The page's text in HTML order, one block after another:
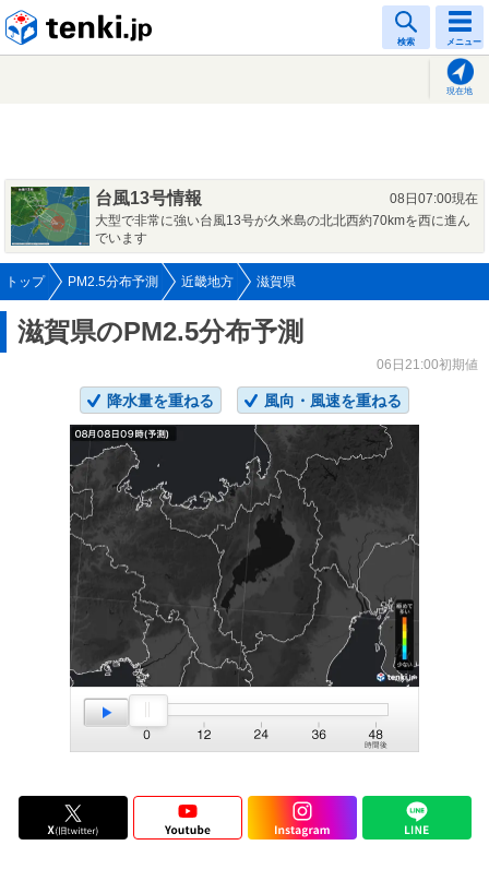
検索 メニュー
現在地
台風13号情報
08日07:00現在
大型で非常に強い台風13号が久米島の北北西約70kmを西に進ん
でいます
トップ PM2.5分布予測 近畿地方 滋賀県
滋賀県のPM2.5分布予測
06日21:00初期値
降水量を重ねる 風向・風速を重ねる